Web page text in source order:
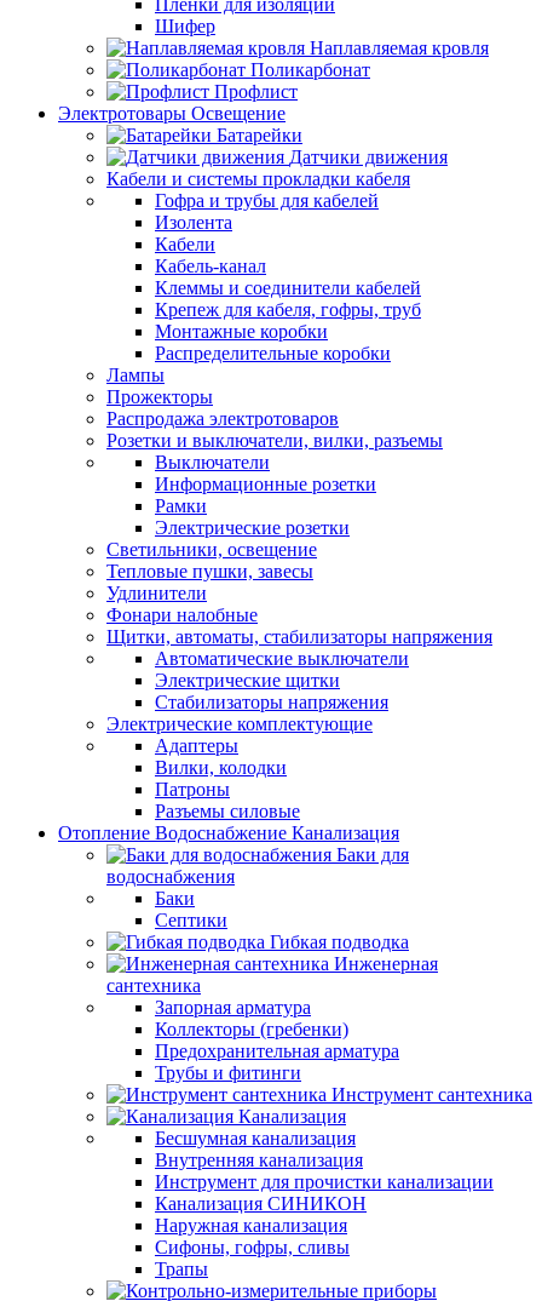
Пленки для изоляции
Шифер
Наплавляемая кровля
Поликарбонат
Профлист
Электротовары Освещение
Батарейки
Датчики движения
Кабели и системы прокладки кабеля
Гофра и трубы для кабелей
Изолента
Кабели
Кабель-канал
Клеммы и соединители кабелей
Крепеж для кабеля, гофры, труб
Монтажные коробки
Распределительные коробки
Лампы
Прожекторы
Распродажа электротоваров
Розетки и выключатели, вилки, разъемы
Выключатели
Информационные розетки
Рамки
Электрические розетки
Светильники, освещение
Тепловые пушки, завесы
Удлинители
Фонари налобные
Щитки, автоматы, стабилизаторы напряжения
Автоматические выключатели
Электрические щитки
Стабилизаторы напряжения
Электрические комплектующие
Адаптеры
Вилки, колодки
Патроны
Разъемы силовые
Отопление Водоснабжение Канализация
Баки для
водоснабжения
Баки
Септики
Гибкая подводка
Инженерная
сантехника
Запорная арматура
Коллекторы (гребенки)
Предохранительная арматура
Трубы и фитинги
Инструмент сантехника
Канализация
Бесшумная канализация
Внутренняя канализация
Инструмент для прочистки канализации
Канализация СИНИКОН
Наружная канализация
Сифоны, гофры, сливы
Трапы